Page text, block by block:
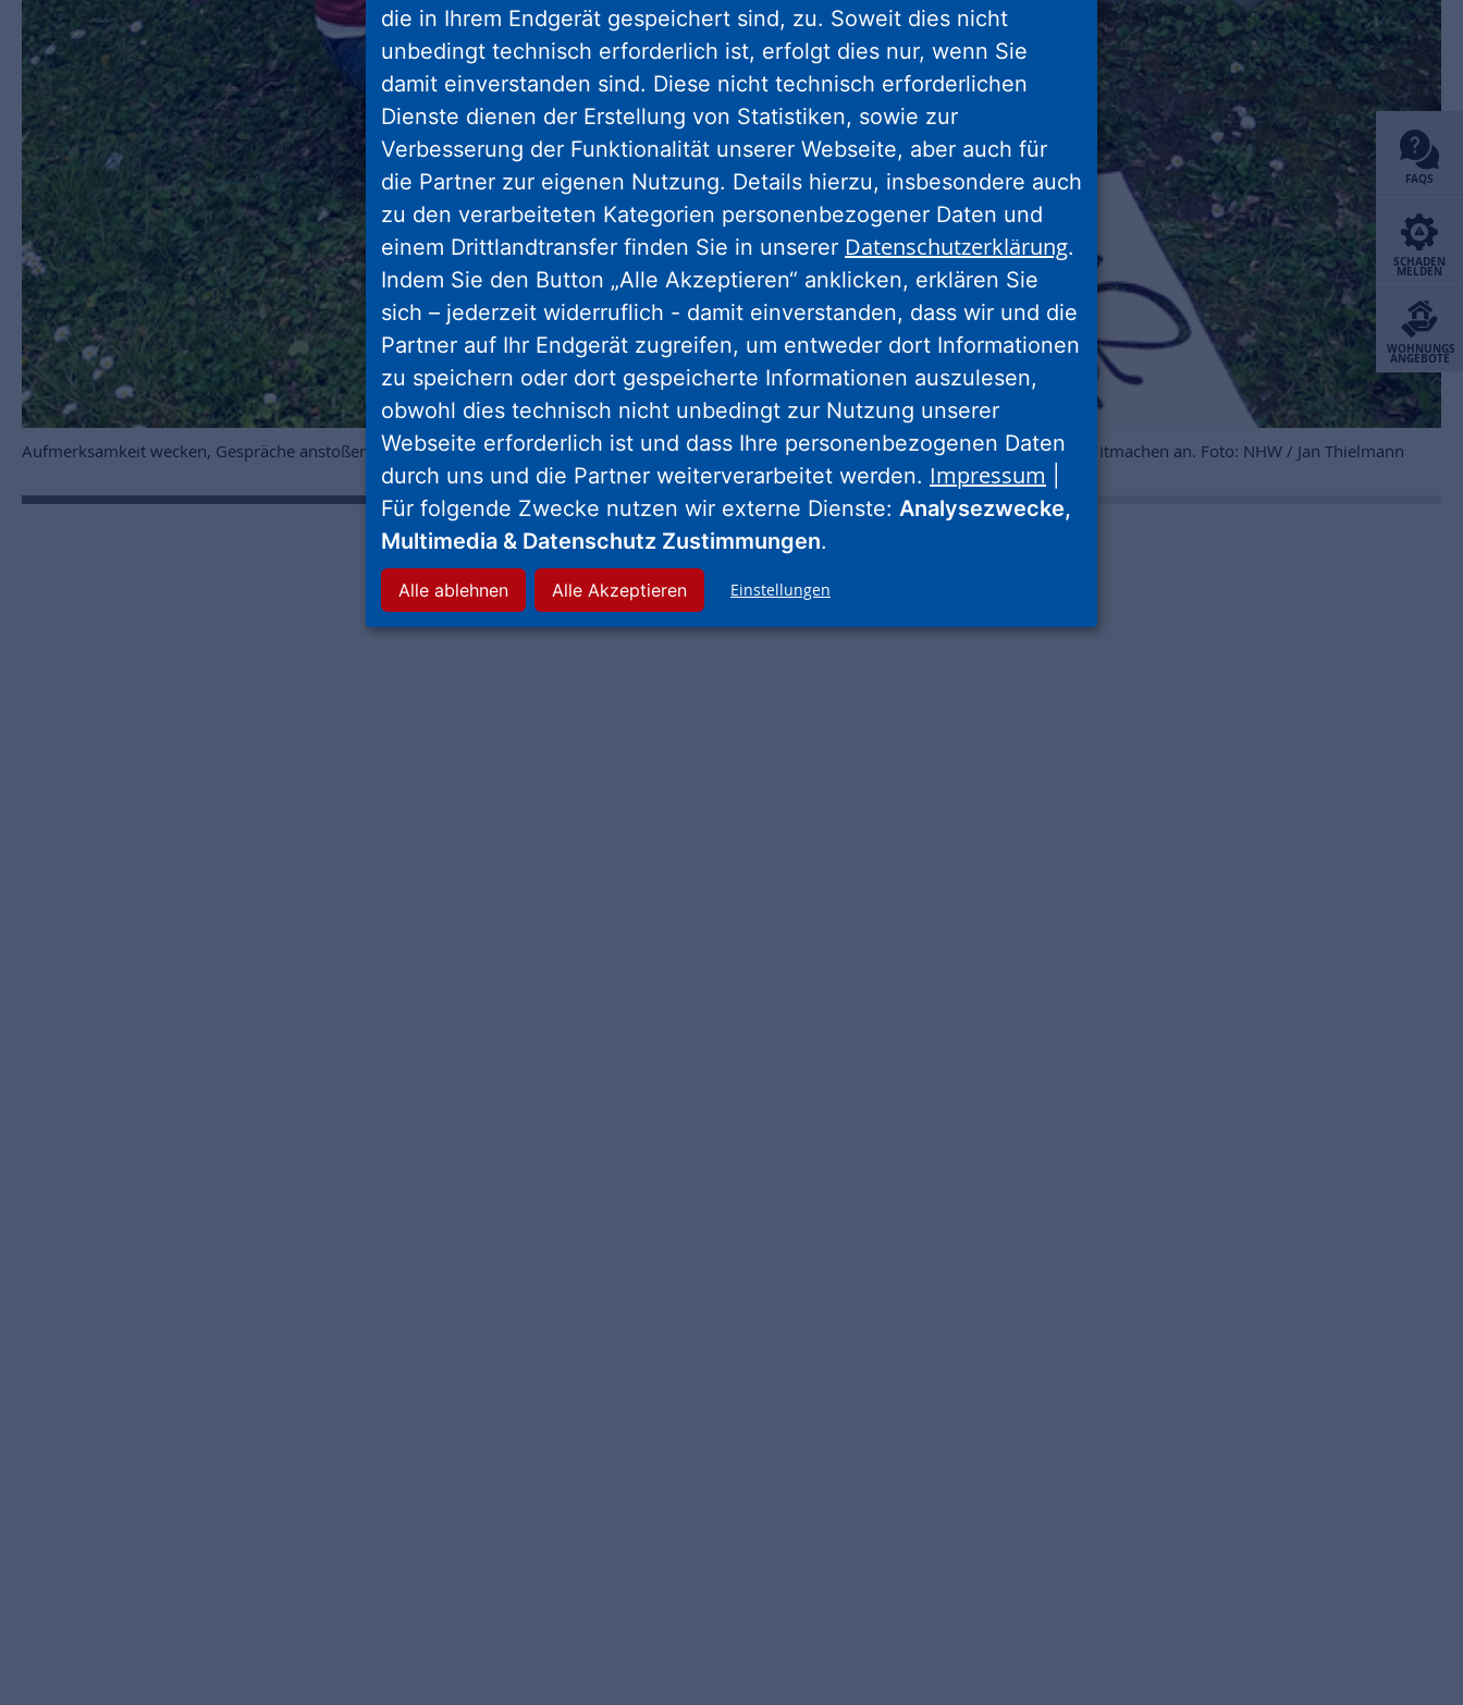
FAQS
SCHADEN
MELDEN
WOHNUNGS
ANGEBOTE
Aufmerksamkeit wecken, Gespräche anstoßen: Botschaften und Symbole aus umwelt-freundlichem Kreidespray regten die Bürger:innen zum Mitmachen an. Foto: NHW / Jan Thielmann
die in Ihrem Endgerät gespeichert sind, zu. Soweit dies nicht
unbedingt technisch erforderlich ist, erfolgt dies nur, wenn Sie
damit einverstanden sind. Diese nicht technisch erforderlichen
Dienste dienen der Erstellung von Statistiken, sowie zur
Verbesserung der Funktionalität unserer Webseite, aber auch für
die Partner zur eigenen Nutzung. Details hierzu, insbesondere auch
zu den verarbeiteten Kategorien personenbezogener Daten und
einem Drittlandtransfer finden Sie in unserer Datenschutzerklärung.
Indem Sie den Button „Alle Akzeptieren“ anklicken, erklären Sie
sich – jederzeit widerruflich - damit einverstanden, dass wir und die
Partner auf Ihr Endgerät zugreifen, um entweder dort Informationen
zu speichern oder dort gespeicherte Informationen auszulesen,
obwohl dies technisch nicht unbedingt zur Nutzung unserer
Webseite erforderlich ist und dass Ihre personenbezogenen Daten
durch uns und die Partner weiterverarbeitet werden. Impressum
Für folgende Zwecke nutzen wir externe Dienste: Analysezwecke,
Multimedia & Datenschutz Zustimmungen.
Einstellungen
Alle ablehnen Alle Akzeptieren